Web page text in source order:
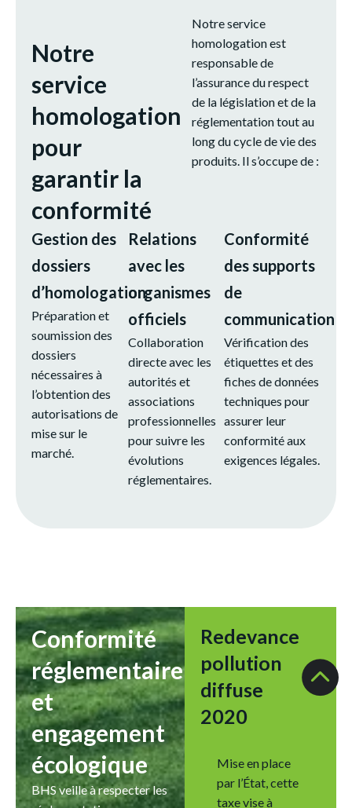
Notre
service
homologation
pour
garantir la
conformité
Notre service
homologation est
responsable de
l’assurance du respect
de la législation et de la
réglementation tout au
long du cycle de vie des
produits. Il s’occupe de :
Gestion des
dossiers
d’homologation
Préparation et
soumission des
dossiers
nécessaires à
l’obtention des
autorisations de
mise sur le
marché.
Relations
avec les
organismes
officiels
Collaboration
directe avec les
autorités et
associations
professionnelles
pour suivre les
évolutions
réglementaires.
Conformité
des supports
de
communication
Vérification des
étiquettes et des
fiches de données
techniques pour
assurer leur
conformité aux
exigences légales.
Conformité
réglementaire
et
engagement
écologique
BHS veille à respecter les
Redevance
pollution
diffuse
2020
Mise en place
par l’État, cette
taxe vise à